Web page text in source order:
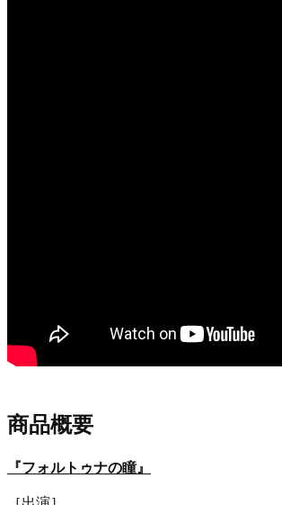
商品概要
『フォルトゥナの瞳』